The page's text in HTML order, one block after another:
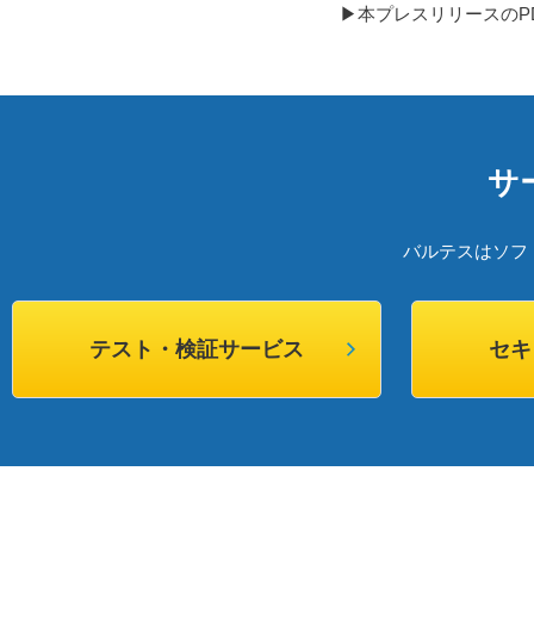
▶本プレスリリースの
サ
バルテスはソ
テスト・検証サービス セ